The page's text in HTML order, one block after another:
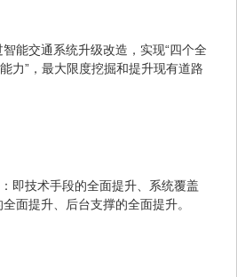
交通系统升级改造，实现“四个全
力”，最大限度挖掘和提升现有道路
技术手段的全面提升、系统覆盖
面提升、后台支撑的全面提升。